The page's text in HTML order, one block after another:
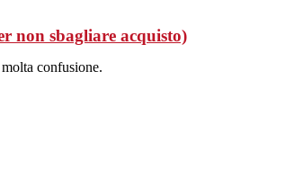
non sbagliare acquisto)
confusione.